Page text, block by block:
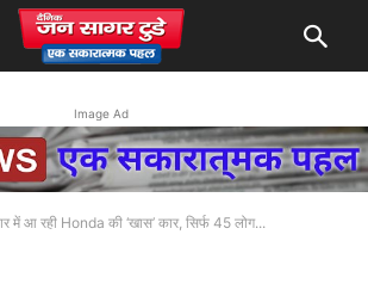
Image Ad
में आ रही Honda की ‘खास’ कार, सिर्फ 45 लोग...